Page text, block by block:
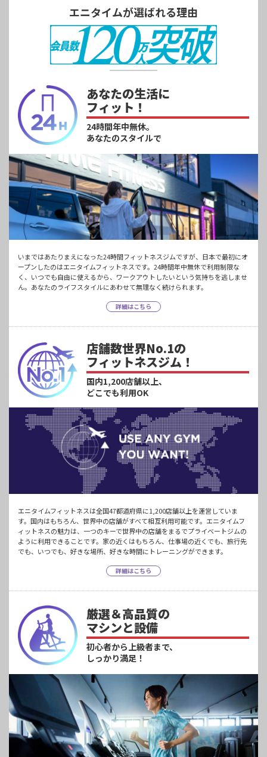
エニタイムが選ばれる理由
あなたの生活に
フィット！
24時間年中無休。
あなたのスタイルで
いまではあたりまえになった24時間フィットネスジムですが、日本で最初にオ
ープンしたのはエニタイムフィットネスです。24時間年中無休で利用制限な
く、いつでも自由に使えるから、ワークアウトしたいという気持ちを逃しませ
ん。あなたのライフスタイルにあわせて無理なく続けられます。
詳細はこちら
店舗数世界No.1の
フィットネスジム！
国内1,200店舗以上、
どこでも利用OK
エニタイムフィットネスは全国47都道府県に1,200店舗以上を運営していま
す。国内はもちろん、世界中の店舗がすべて相互利用可能です。エニタイムフ
ィットネスの魅力は、一つのキーで世界中の店舗をまるでプライベートジムの
ように利用できることです。家の近くはもちろん、仕事場の近くでも、旅行先
でも、いつでも、好きな場所、好きな時間にトレーニングができます。
詳細はこちら
厳選＆高品質の
マシンと設備
初心者から上級者まで、
しっかり満足！